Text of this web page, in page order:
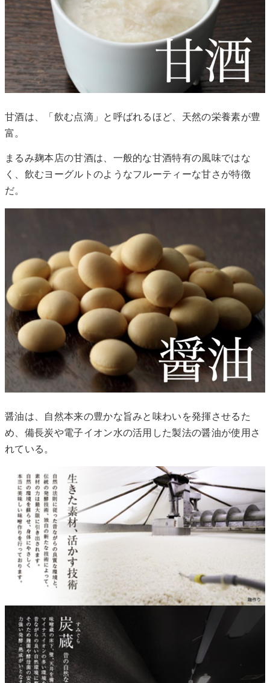
甘酒は、「飲む点滴」と呼ばれるほど、天然の栄養素が豊
富。
まるみ麹本店の甘酒は、一般的な甘酒特有の風味ではな
く、飲むヨーグルトのようなフルーティーな甘さが特徴
だ。
醤油は、自然本来の豊かな旨みと味わいを発揮させるた
め、備長炭や電子イオン水の活用した製法の醤油が使用さ
れている。